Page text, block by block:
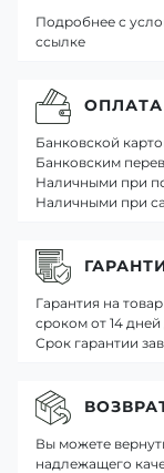
Подробнее с
ссылке
ОПЛАТА
Банковской
Банковским
Наличными при
Наличными при
Гарантия на
сроком от 14 дней
Срок гарантии
Вы можете
надлежащего